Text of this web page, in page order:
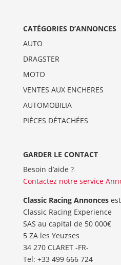
CATÉGORIES D’ANNONCES
AUTO
DRAGSTER
MOTO
VENTES AUX ENCHERES
AUTOMOBILIA
PIÈCES DÉTACHÉES
GARDER LE CONTACT
Besoin d’aide ?
Contactez notre service
Classic Racing Annonces
Classic Racing Experience
SAS au capital de 50 000€
5 ZA les Yeuzses
34 270 CLARET -FR-
Tel: ‭+33 499 666 724‬